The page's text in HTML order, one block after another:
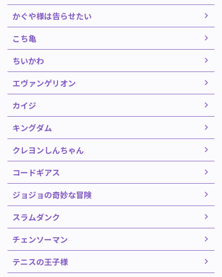
かぐや様は告らせたい
こち亀
ちいかわ
エヴァンゲリオン
カイジ
キングダム
クレヨンしんちゃん
コードギアス
ジョジョの奇妙な冒険
スラムダンク
チェンソーマン
テニスの王子様